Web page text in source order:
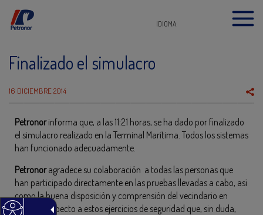
IDIOMA
Finalizado el simulacro
16 DICIEMBRE 2014
Petronorinforma que, a las 11:21 horas, se ha dado por finalizado
el simulacro realizado en la Terminal Marítima. Todos los sistemas
han funcionado adecuadamente.
Petronoragradece su colaboración a todas las personas que
han participado directamente en las pruebas llevadas a cabo, así
como la buena disposición y comprensión del vecindario en
general, respecto a estos ejercicios de seguridad que, sin duda,